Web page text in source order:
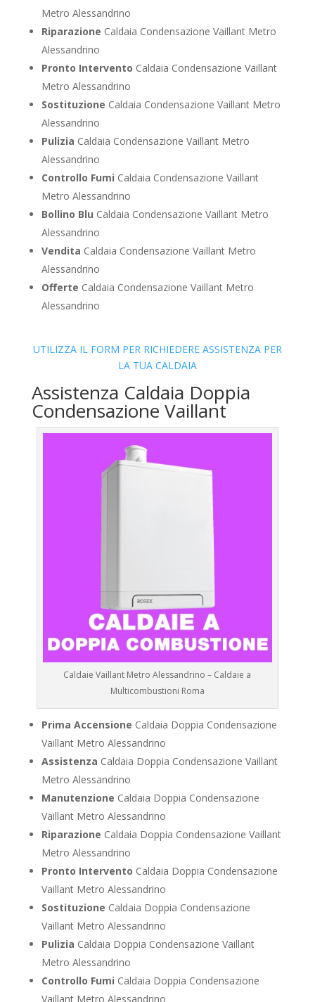
Metro Alessandrino
Riparazione Caldaia Condensazione Vaillant Metro
Alessandrino
Pronto Intervento Caldaia Condensazione Vaillant
Metro Alessandrino
Sostituzione Caldaia Condensazione Vaillant Metro
Alessandrino
Pulizia Caldaia Condensazione Vaillant Metro
Alessandrino
Controllo Fumi Caldaia Condensazione Vaillant
Metro Alessandrino
Bollino Blu Caldaia Condensazione Vaillant Metro
Alessandrino
Vendita Caldaia Condensazione Vaillant Metro
Alessandrino
Offerte Caldaia Condensazione Vaillant Metro
Alessandrino
UTILIZZA IL FORM PER RICHIEDERE ASSISTENZA PER
LA TUA CALDAIA
Assistenza Caldaia Doppia
Condensazione Vaillant
Caldaie Vaillant Metro Alessandrino – Caldaie a
Multicombustioni Roma
Prima Accensione Caldaia Doppia Condensazione
Vaillant Metro Alessandrino
Assistenza Caldaia Doppia Condensazione Vaillant
Metro Alessandrino
Manutenzione Caldaia Doppia Condensazione
Vaillant Metro Alessandrino
Riparazione Caldaia Doppia Condensazione Vaillant
Metro Alessandrino
Pronto Intervento Caldaia Doppia Condensazione
Vaillant Metro Alessandrino
Sostituzione Caldaia Doppia Condensazione
Vaillant Metro Alessandrino
Pulizia Caldaia Doppia Condensazione Vaillant
Metro Alessandrino
Controllo Fumi Caldaia Doppia Condensazione
Vaillant Metro Alessandrino